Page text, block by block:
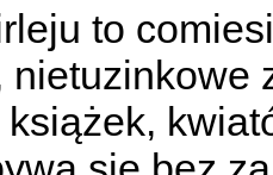
to
nietuzinkowe